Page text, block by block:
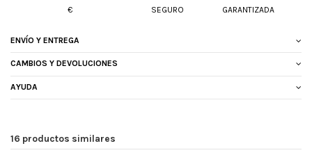
€
SEGURO
GARANTIZADA
ENVÍO Y ENTREGA
CAMBIOS Y DEVOLUCIONES
AYUDA
16 productos similares